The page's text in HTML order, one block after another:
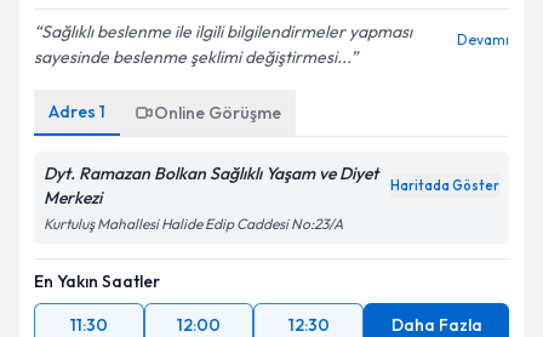
Sağlıklı beslenme ile ilgili bilgilendirmeler yapması
sayesinde beslenme şeklimi değiştirmesi...
Devamı
Adres 1 Online Görüşme
Dyt. Ramazan Bolkan Sağlıklı Yaşam ve Diyet
Merkezi
Haritada Göster
Kurtuluş Mahallesi Halide Edip Caddesi No:23/A
En Yakın Saatler
11:30
12:00 12:30 Daha Fazla